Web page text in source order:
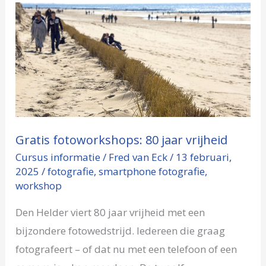
Gratis fotoworkshops: 80 jaar vrijheid
Cursus informatie/ Fred van Eck/ 13 februari,
2025/fotografie,smartphone fotografie,
workshop
Den Helder viert 80 jaar vrijheid met een
bijzondere fotowedstrijd. Iedereen die graag
fotografeert – of dat nu met een telefoon of een
Gratis
fotoworkshops:
80
jaar
vrijheid